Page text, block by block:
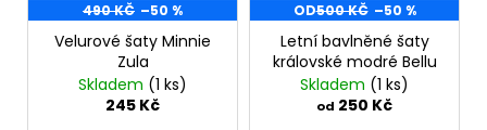
490 KČ –50 %
Velurové šaty Minnie
Zula
Skladem (1 ks)
245 Kč
OD500 KČ –50 %
Letní bavlněné šaty
královské modré Bellu
Skladem (1 ks)
od 250 Kč